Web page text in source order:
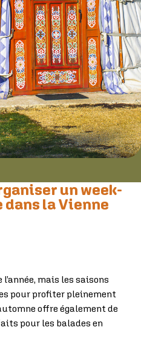
un week-
la Vienne
mais les saisons
pour profiter pleinement
offre également de
pour les balades en